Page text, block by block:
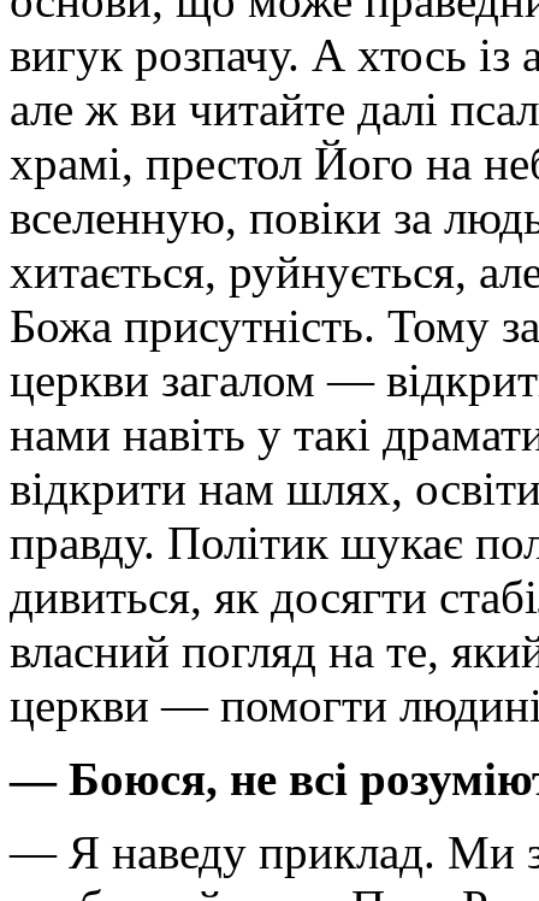
вигук розпачу. А хтось із
але ж ви читайте далі
храмі, престол Його на
вселенную, повіки за
хитається, руйнується,
Божа присутність. Тому
церкви загалом —
нами навіть у такі
відкрити нам шлях,
правду. Політик шукає
дивиться, як досягти
власний погляд на те,
церкви — помогти
— Боюся, не всі
— Я наведу приклад. Ми